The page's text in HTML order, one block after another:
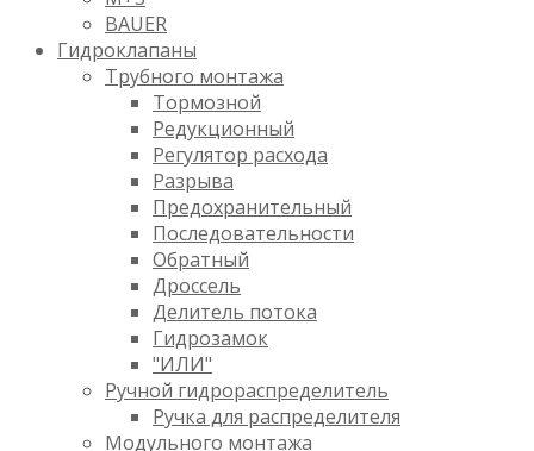
BAUER
Гидроклапаны
Трубного монтажа
Тормозной
Редукционный
Регулятор расхода
Разрыва
Предохранительный
Последовательности
Обратный
Дроссель
Делитель потока
Гидрозамок
"ИЛИ"
Ручной гидрораспределитель
Ручка для распределителя
Модульного монтажа